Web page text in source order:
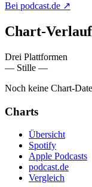
Bei podcast.de ↗
Chart-Verlauf
Drei Plattformen
— Stille —
Noch keine Chart-
Charts
Übersicht
Spotify
Apple Podcasts
podcast.de
Vergleich